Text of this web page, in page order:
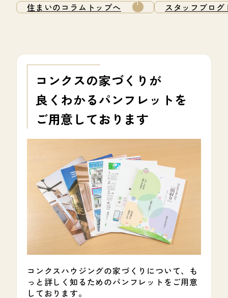
1
住まいのコラムトップへ スタッフブログ
コンクスの家づくりが
良くわかるパンフレットを
ご用意しております
コンクスハウジングの家づくりについて、も
っと詳しく知るためのパンフレットをご用意
しております。